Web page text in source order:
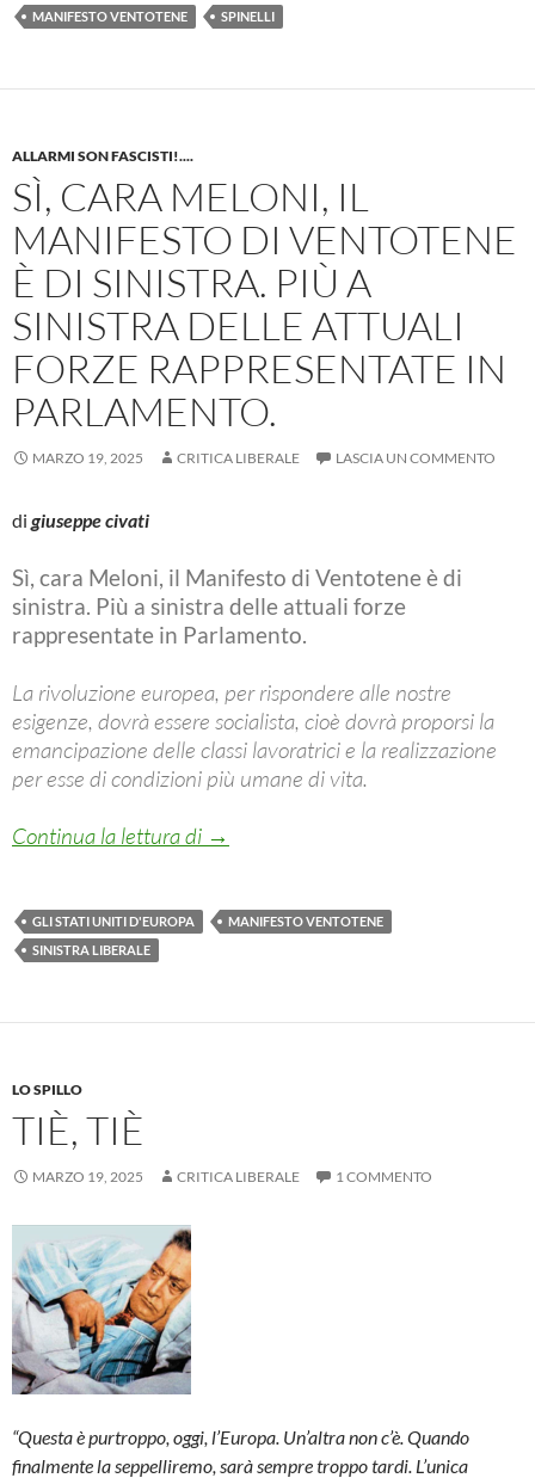
MANIFESTO VENTOTENE SPINELLI
ALLARMI SON FASCISTI!....
SÌ, CARA MELONI, IL
MANIFESTO DI VENTOTENE
È DI SINISTRA. PIÙ A
SINISTRA DELLE ATTUALI
FORZE RAPPRESENTATE IN
PARLAMENTO.
MARZO 19, 2025 CRITICA LIBERALE LASCIA UN COMMENTO
di giuseppe civati
Sì, cara Meloni, il Manifesto di Ventotene è di
sinistra. Più a sinistra delle attuali forze
rappresentate in Parlamento.
La rivoluzione europea, per rispondere alle nostre
esigenze, dovrà essere socialista, cioè dovrà proporsi la
emancipazione delle classi lavoratrici e la realizzazione
per esse di condizioni più umane di vita.
Continua la lettura di Sì, cara Meloni, il Manifesto di
→
GLI STATI UNITI D'EUROPA
MANIFESTO VENTOTENE
SINISTRA LIBERALE
LO SPILLO
TIÈ, TIÈ
MARZO 19, 2025 CRITICA LIBERALE 1 COMMENTO
“Questa è purtroppo, oggi, l’Europa. Un’altra non c’è. Quando
finalmente la seppelliremo, sarà sempre troppo tardi. L’unica